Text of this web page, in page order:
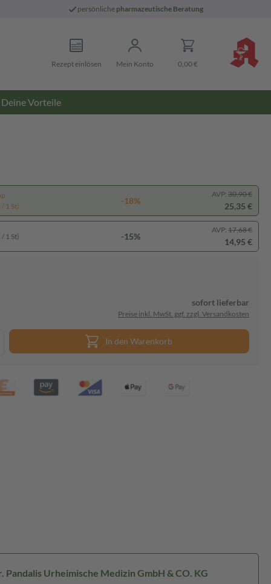
persönliche pharmazeutische Beratung
Rezept einlösen Mein Konto 0,00 €
Deine Vorteile
1 St)
-18%
AVP: 30,90 €
25,35 €
1 St) -15%
AVP: 17,68 €
14,95 €
sofort lieferbar
Preise inkl. MwSt. ggf. zzgl. Versandkosten
In den Warenkorb
Pandalis Urheimische Medizin GmbH & CO. KG